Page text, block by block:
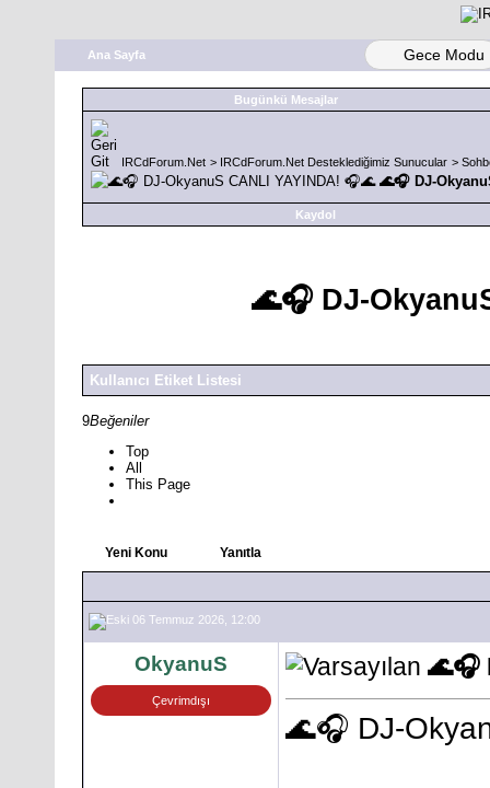
Ana Sayfa Gece Modu
Bugünkü Mesajlar
IRCdForum.Net > IRCdForum.Net Desteklediğimiz Sunucular >
🌊🎧 DJ-
Kaydol
🌊🎧 DJ-
Kullanıcı Etiket Listesi
9Beğeniler
Top
All
This Page
Yeni Konu Yanıtla
06 Temmuz 2026, 12:00
OkyanuS
Çevrimdışı
🌊🎧
🌊🎧 DJ-